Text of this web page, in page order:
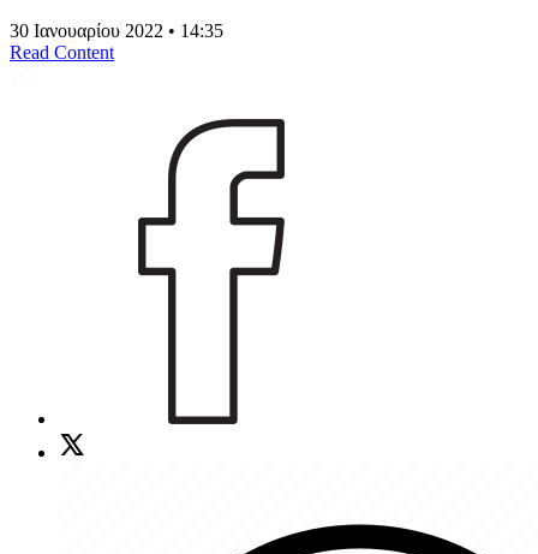
30 Ιανουαρίου 2022 • 14:35
Read Content